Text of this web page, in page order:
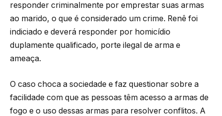
responder criminalmente por emprestar suas armas
ao marido, o que é considerado um crime. Renê foi
indiciado e deverá responder por homicídio
duplamente qualificado, porte ilegal de arma e
ameaça.
O caso choca a sociedade e faz questionar sobre a
facilidade com que as pessoas têm acesso a armas de
fogo e o uso dessas armas para resolver conflitos. A